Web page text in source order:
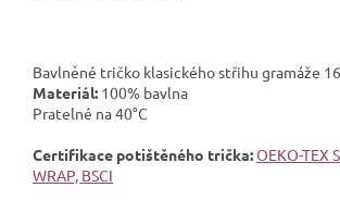
Bavlněné tričko klasického střihu gramáže
Materiál: 100% bavlna
Pratelné na 40°C
Certifikace potištěného trička:OEKO-TEX
WRAP, BSCI